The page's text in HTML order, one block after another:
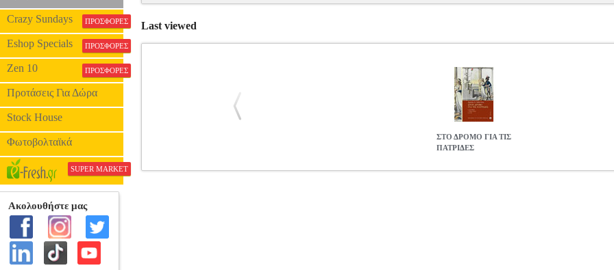
Crazy Sundays ΠΡΟΣΦΟΡΕΣ
Eshop Specials ΠΡΟΣΦΟΡΕΣ
Zen 10 ΠΡΟΣΦΟΡΕΣ
Προτάσεις Για Δώρα
Stock House
Φωτοβολταϊκά
SUPER MARKET
Last viewed
ΣΤΟ ΔΡΟΜΟ ΓΙΑ ΤΙΣ
ΠΑΤΡΙΔΕΣ